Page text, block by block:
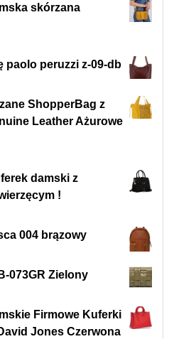
skórzana
paolo peruzzi z-09-db
ShopperBag z
Leather Ażurowe
damski z
!
004 brązowy
073GR Zielony
Firmowe Kuferki
Jones Czerwona